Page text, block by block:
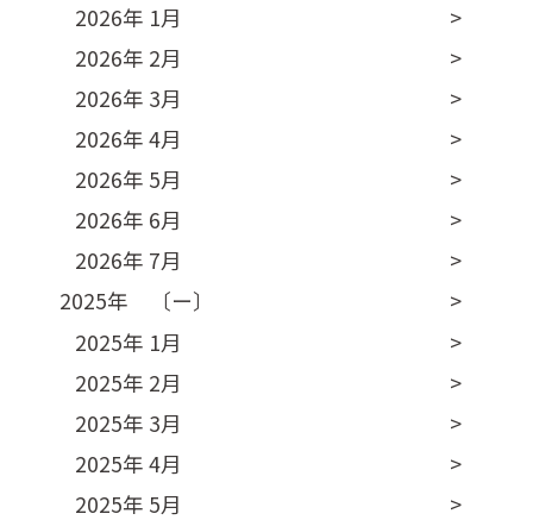
2026年 1月
2026年 2月
2026年 3月
2026年 4月
2026年 5月
2026年 6月
2026年 7月
2025年 〔ー〕
2025年 1月
2025年 2月
2025年 3月
2025年 4月
2025年 5月